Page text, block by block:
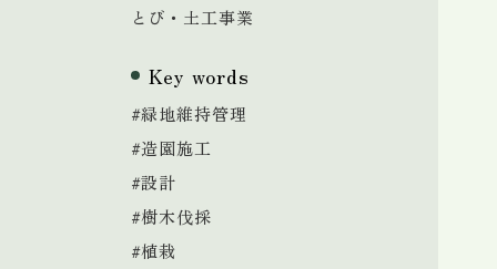
とび・土工事業
Key words
#緑地維持管理
#造園施工
#設計
#樹木伐採
#植栽